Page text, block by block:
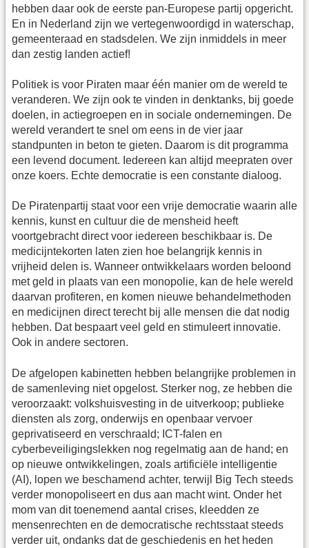
hebben daar ook de eerste pan-Europese partij opgericht.
En in Nederland zijn we vertegenwoordigd in waterschap,
gemeenteraad en stadsdelen. We zijn inmiddels in meer
dan zestig landen actief!
Politiek is voor Piraten maar één manier om de wereld te
veranderen. We zijn ook te vinden in denktanks, bij goede
doelen, in actiegroepen en in sociale ondernemingen. De
wereld verandert te snel om eens in de vier jaar
standpunten in beton te gieten. Daarom is dit programma
een levend document. Iedereen kan altijd meepraten over
onze koers. Echte democratie is een constante dialoog.
De Piratenpartij staat voor een vrije democratie waarin alle
kennis, kunst en cultuur die de mensheid heeft
voortgebracht direct voor iedereen beschikbaar is. De
medicijntekorten laten zien hoe belangrijk kennis in
vrijheid delen is. Wanneer ontwikkelaars worden beloond
met geld in plaats van een monopolie, kan de hele wereld
daarvan profiteren, en komen nieuwe behandelmethoden
en medicijnen direct terecht bij alle mensen die dat nodig
hebben. Dat bespaart veel geld en stimuleert innovatie.
Ook in andere sectoren.
De afgelopen kabinetten hebben belangrijke problemen in
de samenleving niet opgelost. Sterker nog, ze hebben die
veroorzaakt: volkshuisvesting in de uitverkoop; publieke
diensten als zorg, onderwijs en openbaar vervoer
geprivatiseerd en verschraald; ICT-falen en
cyberbeveiligingslekken nog regelmatig aan de hand; en
op nieuwe ontwikkelingen, zoals artificiële intelligentie
(AI), lopen we beschamend achter, terwijl Big Tech steeds
verder monopoliseert en dus aan macht wint. Onder het
mom van dit toenemend aantal crises, kleedden ze
mensenrechten en de democratische rechtsstaat steeds
verder uit, ondanks dat de geschiedenis en het heden